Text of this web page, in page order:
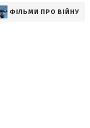
ФІЛЬМИ ПРО ВІЙНУ